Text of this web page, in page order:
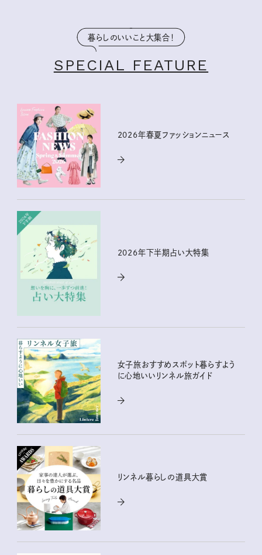
暮らしのいいこと大集合！
SPECIAL FEATURE
2026年春夏ファッションニュース
2026年下半期占い大特集
女子旅おすすめスポット暮らすよう
に心地いいリンネル旅ガイド
リンネル暮らしの道具大賞